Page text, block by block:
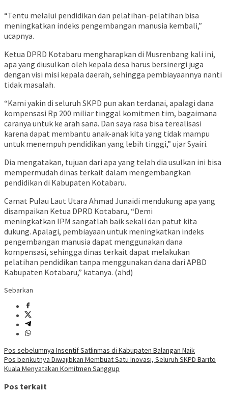
“Tentu melalui pendidikan dan pelatihan-pelatihan bisa
meningkatkan indeks pengembangan manusia kembali,”
ucapnya.
Ketua DPRD Kotabaru mengharapkan di Musrenbang kali ini,
apa yang diusulkan oleh kepala desa harus bersinergi juga
dengan visi misi kepala daerah, sehingga pembiayaannya nanti
tidak masalah.
“Kami yakin di seluruh SKPD pun akan terdanai, apalagi dana
kompensasi Rp 200 miliar tinggal komitmen tim, bagaimana
caranya untuk ke arah sana. Dan saya rasa bisa terealisasi
karena dapat membantu anak-anak kita yang tidak mampu
untuk menempuh pendidikan yang lebih tinggi,” ujar Syairi.
Dia mengatakan, tujuan dari apa yang telah dia usulkan ini bisa
mempermudah dinas terkait dalam mengembangkan
pendidikan di Kabupaten Kotabaru.
Camat Pulau Laut Utara Ahmad Junaidi mendukung apa yang
disampaikan Ketua DPRD Kotabaru, “Demi
meningkatkan IPM sangatlah baik sekali dan patut kita
dukung. Apalagi, pembiayaan untuk meningkatkan indeks
pengembangan manusia dapat menggunakan dana
kompensasi, sehingga dinas terkait dapat melakukan
pelatihan pendidikan tanpa menggunakan dana dari APBD
Kabupaten Kotabaru,” katanya. (ahd)
Sebarkan
Navigasi
pos
Pos sebelumnya Insentif Satlinmas di Kabupaten Balangan Naik
Pos berikutnya Diwajibkan Membuat Satu Inovasi, Seluruh SKPD Barito
Kuala Menyatakan Komitmen Sanggup
Pos terkait